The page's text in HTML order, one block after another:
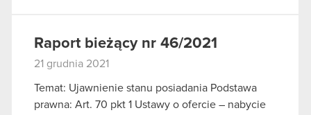
Raport bieżący nr 46/2021
21 grudnia 2021
Temat: Ujawnienie stanu posiadania Podstawa
prawna: Art. 70 pkt 1 Ustawy o ofercie – nabycie